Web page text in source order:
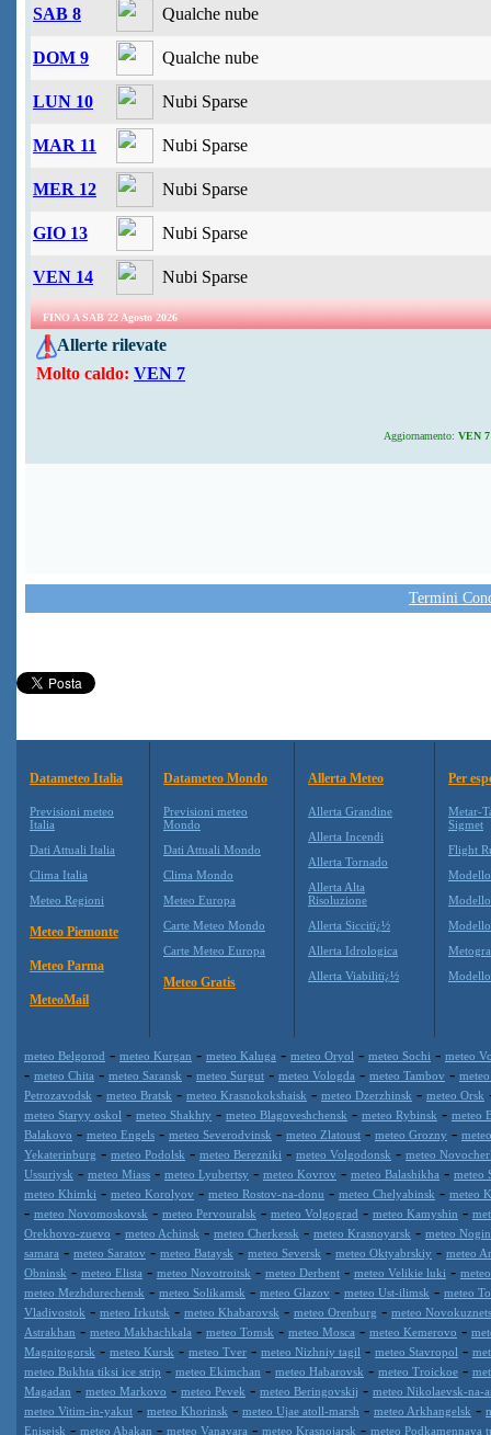
SAB 8 Qualche nube
DOM 9 Qualche nube
LUN 10 Nubi Sparse
MAR 11 Nubi Sparse
MER 12 Nubi Sparse
GIO 13 Nubi Sparse
VEN 14 Nubi Sparse
FINO A SAB 22 Agosto 2026
Allerte rilevate
Molto caldo: VEN 7
Aggiornamento: VEN 7
Termini
Datameteo Italia
Previsioni meteo
Italia
Dati Attuali Italia
Clima Italia
Meteo Regioni
Meteo Piemonte
Meteo Parma
MeteoMail
Datameteo Mondo
Previsioni meteo
Mondo
Dati Attuali Mondo
Clima Mondo
Meteo Europa
Carte Meteo Mondo
Carte Meteo Europa
Meteo Gratis
Allerta Meteo
Allerta Grandine
Allerta Incendi
Allerta Tornado
Allerta Alta
Risoluzione
Allerta Siccitï¿½
Allerta Idrologica
Allerta Viabilitï¿½
Per
Metar-
Sigmet
Flight
Modello
meteo Belgorod - meteo Kurgan - meteo Kaluga - meteo Oryol - meteo Sochi - meteo
- meteo Chita - meteo Saransk - meteo Surgut - meteo Vologda - meteo Tambov -
Petrozavodsk - meteo Bratsk - meteo Krasnokokshaisk - meteo Dzerzhinsk - meteo Orsk
meteo Staryy oskol - meteo Shakhty - meteo Blagoveshchensk - meteo Rybinsk - meteo
Balakovo - meteo Engels - meteo Severodvinsk - meteo Zlatoust - meteo Grozny -
Yekaterinburg - meteo Podolsk - meteo Berezniki - meteo Volgodonsk - meteo
Ussuriysk - meteo Miass - meteo Lyubertsy - meteo Kovrov - meteo Balashikha - meteo
meteo Khimki - meteo Korolyov - meteo Rostov-na-donu - meteo Chelyabinsk - meteo
- meteo Novomoskovsk - meteo Pervouralsk - meteo Volgograd - meteo Kamyshin -
Orekhovo-zuevo - meteo Achinsk - meteo Cherkessk - meteo Krasnoyarsk - meteo
samara - meteo Saratov - meteo Bataysk - meteo Seversk - meteo Oktyabrskiy - meteo
Obninsk - meteo Elista - meteo Novotroitsk - meteo Derbent - meteo Velikie luki -
meteo Mezhdurechensk - meteo Solikamsk - meteo Glazov - meteo Ust-ilimsk - meteo
Vladivostok - meteo Irkutsk - meteo Khabarovsk - meteo Orenburg - meteo
Astrakhan - meteo Makhachkala - meteo Tomsk - meteo Mosca - meteo Kemerovo -
Magnitogorsk - meteo Kursk - meteo Tver - meteo Nizhniy tagil - meteo Stavropol -
meteo Bukhta tiksi ice strip - meteo Ekimchan - meteo Habarovsk - meteo Troickoe -
Magadan - meteo Markovo - meteo Pevek - meteo Beringovskij - meteo Nikolaevsk-na-
meteo Vitim-in-yakut - meteo Khorinsk - meteo Ujae atoll-marsh - meteo Arkhangelsk -
Enisejsk - meteo Abakan - meteo Vanavara - meteo Krasnojarsk - meteo Podkamennaya